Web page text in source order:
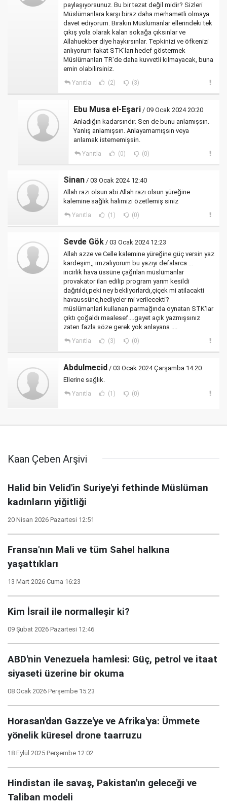
paylaşıyorsunuz. Bu bir tezat değil midir? Sizleri
Müslümanlara karşı biraz daha merhametli olmaya
davet ediyorum. Bırakın Müslümanlar ellerindeki tek
çıkış yola olarak kalan sokağa çıksınlar ve
Allahuekber diye haykırsınlar. Tepkinizi ve öfkenizi
anlıyorum fakat STK'ları hedef göstermek
Müslümanları TR'de daha kuvvetli kılmayacak, buna
emin olabilirsiniz.
Yanıtla (2) (3)
Ebu Musa el-Eşari / 09 Ocak 2024 20:20
Anladığın kadarsındır. Sen de bunu anlamışsın.
Yanlış anlamışsın. Anlayamamışsın veya
anlamak istememişsin.
Yanıtla (0) (0)
Sinan / 03 Ocak 2024 12:40
Allah razı olsun abi Allah razı olsun yüreğine
kalemine sağlık halimizi özetlemiş siniz
Yanıtla (1) (0)
Sevde Gök / 03 Ocak 2024 12:23
Allah azze ve Celle kalemine yüreğine güç versin yaz
kardeşim,, imzalıyorum bu yazıyı defalarca ...
incirlik hava üssüne çağrılan müslümanlar
provakator ilan edilip program yarım kesildi
dağıtıldı,peki ney bekliyorlardı,çiçek mi atilacakti
havaussüne,hediyeler mi verilecekti?
müslümanlari kullanan parmağında oynatan STK'lar
çıktı çoğaldı maalesef....gayet açık yazmışsınız
zaten fazla söze gerek yok anlayana ....
Yanıtla (3) (0)
Abdulmecid / 03 Ocak 2024 Çarşamba 14:20
Ellerine sağlık.
Yanıtla (1) (0)
Kaan Çeben Arşivi
Halid bin Velid'in Suriye'yi fethinde Müslüman
kadınların yiğitliği
20 Nisan 2026 Pazartesi 12:51
Fransa'nın Mali ve tüm Sahel halkına
yaşattıkları
13 Mart 2026 Cuma 16:23
Kim İsrail ile normalleşir ki?
09 Şubat 2026 Pazartesi 12:46
ABD'nin Venezuela hamlesi: Güç, petrol ve itaat
siyaseti üzerine bir okuma
08 Ocak 2026 Perşembe 15:23
Horasan'dan Gazze'ye ve Afrika'ya: Ümmete
yönelik küresel drone taarruzu
18 Eylül 2025 Perşembe 12:02
Hindistan ile savaş, Pakistan'ın geleceği ve
Taliban modeli